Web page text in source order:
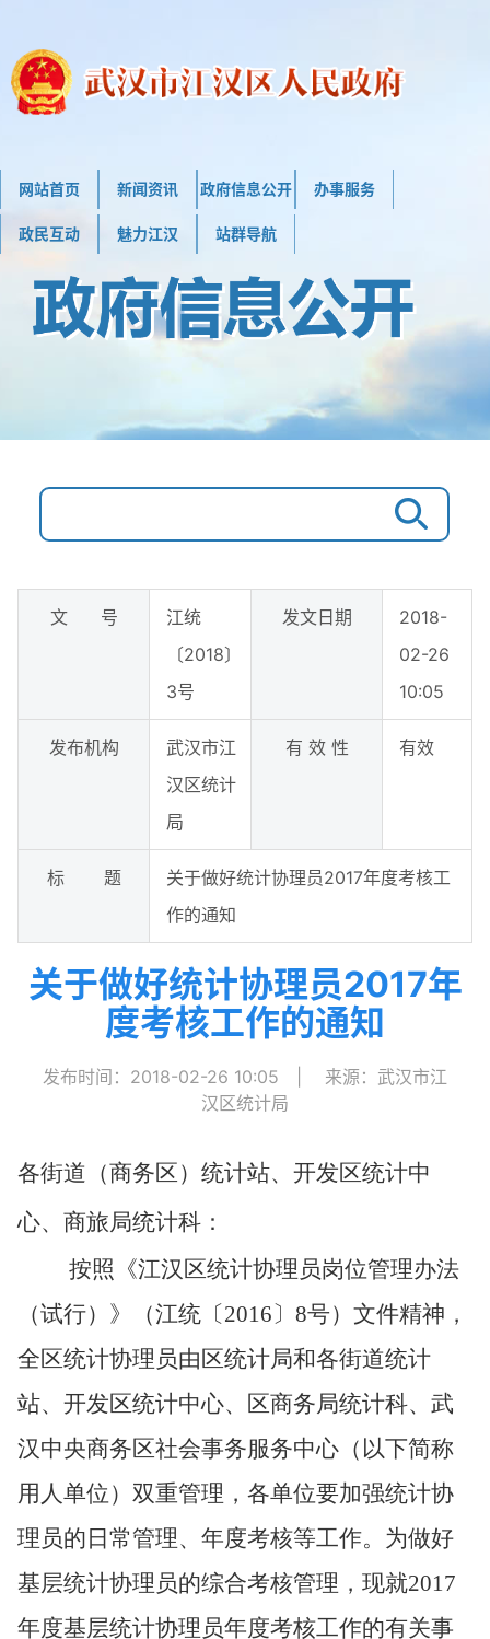
网站首页 新闻资讯 政府信息公开 办事服务
政民互动 魅力江汉 站群导航
文 号
江统
〔2018〕
3号
发文日期
2018-
02-26
10:05
发布机构
武汉市江
汉区统计
局
有 效 性 有效
标 题
关于做好统计协理员2017年度考核工
作的通知
关于做好统计协理员2017年
度考核工作的通知
发布时间：2018-02-26 10:05
来源：武汉市江
汉区统计局
各街道 （商务区）统计站、开发区统计中
心、商旅局统计科 ：
按照《江汉区统计协理员岗位管理办法
（试行）》（江统〔2016〕8号）文件精神，
全区统计协理员由区统计局和各街道统计
站、开发区统计中心、区商务局统计科、武
汉中央商务区社会事务服务中心（以下简称
用人单位）双重管理 ，各单位要加强统计协
理员的 日常管理、年度考核等工作。为做好
基层统计协理员的综合考核管理，现就2017
年度基层统计协理员年度考核工作的有关事